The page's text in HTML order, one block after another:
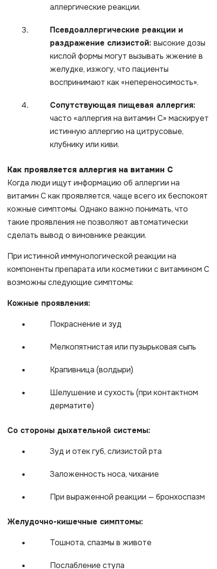
аллергические реакции.
Псевдоаллергические реакции и
раздражение слизистой: высокие дозы
кислой формы могут вызывать жжение в
желудке, изжогу, что пациенты
воспринимают как «непереносимость».
Сопутствующая пищевая аллергия:
часто «аллергия на витамин С» маскирует
истинную аллергию на цитрусовые,
клубнику или киви.
Как проявляется аллергия на витамин С
Когда люди ищут информацию об аллергии на
витамин С как проявляется, чаще всего их беспокоят
кожные симптомы. Однако важно понимать, что
такие проявления не позволяют автоматически
сделать вывод о виновнике реакции.
При истинной иммунологической реакции на
компоненты препарата или косметики с витамином С
возможны следующие симптомы:
Кожные проявления:
Покраснение и зуд
Мелкопятнистая или пузырьковая сыпь
Крапивница (волдыри)
Шелушение и сухость (при контактном
дерматите)
Со стороны дыхательной системы:
Зуд и отек губ, слизистой рта
Заложенность носа, чихание
При выраженной реакции — бронхоспазм
Желудочно-кишечные симптомы:
Тошнота, спазмы в животе
Послабление стула